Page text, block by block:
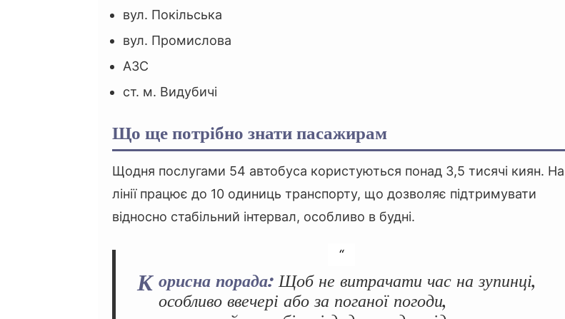
вул. Покільська
вул. Промислова
АЗС
ст. м. Видубичі
Що ще потрібно знати пасажирам
Щодня послугами 54 автобуса користуються понад 3,5 тисячі киян. На
лінії працює до 10 одиниць транспорту, що дозволяє підтримувати
відносно стабільний інтервал, особливо в будні.
К орисна порада:Щоб не витрачати час на зупинці,
особливо ввечері або за поганої погоди,